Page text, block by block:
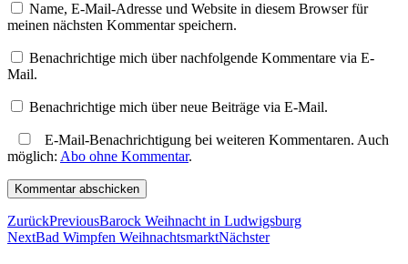
Name, E-Mail-Adresse und Website in diesem Browser für
meinen nächsten Kommentar speichern.
Benachrichtige mich über nachfolgende Kommentare via E-
Mail.
Benachrichtige mich über neue Beiträge via E-Mail.
E-Mail-Benachrichtigung bei weiteren Kommentaren. Auch
möglich: Abo ohne Kommentar.
ZurückPreviousBarock Weihnacht in Ludwigsburg
NextBad Wimpfen WeihnachtsmarktNächster